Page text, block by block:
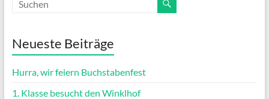
Neueste Beiträge
Hurra, wir feiern Buchstabenfest
1. Klasse besucht den Winklhof